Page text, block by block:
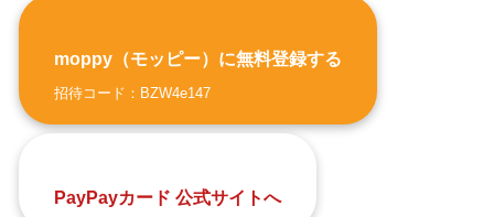
moppy（モッピー）に無料登録する
招待コード：BZW4e147
PayPayカード 公式サイトへ